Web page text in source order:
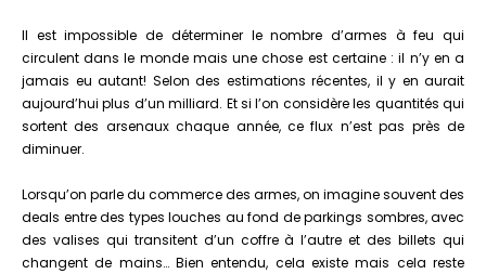
Il est impossible de déterminer le nombre d’armes à feu qui
circulent dans le monde mais une chose est certaine : il n’y en a
jamais eu autant! Selon des estimations récentes, il y en aurait
aujourd’hui plus d’un milliard. Et si l’on considère les quantités qui
sortent des arsenaux chaque année, ce flux n’est pas près de
diminuer.
Lorsqu’on parle du commerce des armes, on imagine souvent des
deals entre des types louches au fond de parkings sombres, avec
des valises qui transitent d’un coffre à l’autre et des billets qui
changent de mains… Bien entendu, cela existe mais cela reste